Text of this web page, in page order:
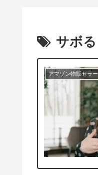
サボる
アマゾン物販セラー